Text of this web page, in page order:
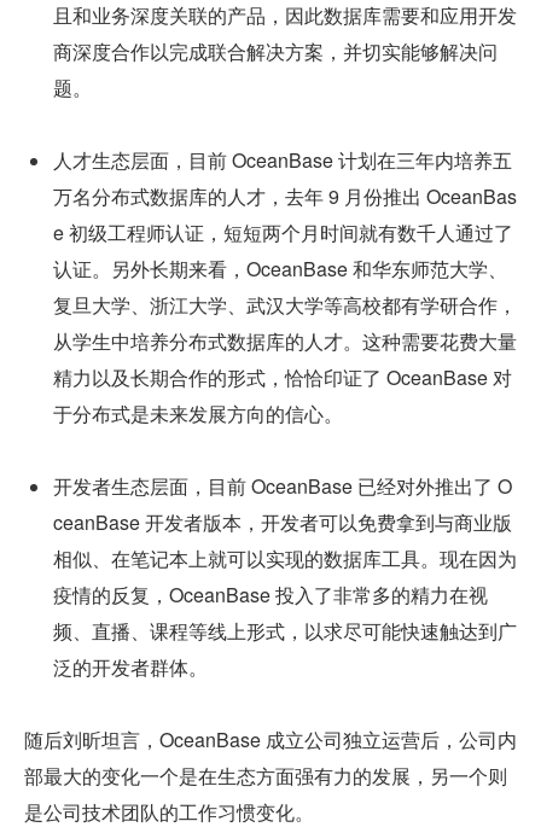
且和业务深度关联的产品，因此数据库需要和应用开发
商深度合作以完成联合解决方案，并切实能够解决问
题。
人才生态层面，目前 OceanBase 计划在三年内培养五
万名分布式数据库的人才，去年 9 月份推出 OceanBas
e 初级工程师认证，短短两个月时间就有数千人通过了
认证。另外长期来看，OceanBase 和华东师范大学、
复旦大学、浙江大学、武汉大学等高校都有学研合作，
从学生中培养分布式数据库的人才。这种需要花费大量
精力以及长期合作的形式，恰恰印证了 OceanBase 对
于分布式是未来发展方向的信心。
开发者生态层面，目前 OceanBase 已经对外推出了 O
ceanBase 开发者版本，开发者可以免费拿到与商业版
相似、在笔记本上就可以实现的数据库工具。现在因为
疫情的反复，OceanBase 投入了非常多的精力在视
频、直播、课程等线上形式，以求尽可能快速触达到广
泛的开发者群体。
随后刘昕坦言，OceanBase 成立公司独立运营后，公司内
部最大的变化一个是在生态方面强有力的发展，另一个则
是公司技术团队的工作习惯变化。